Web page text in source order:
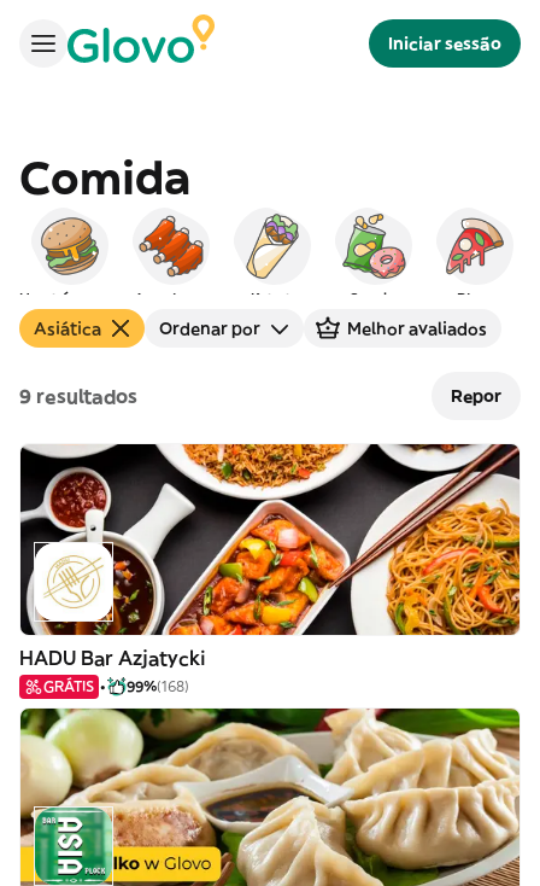
Iniciar sessão
Comida
Americana Kebab Snacks Pizza
Asiática Ordenar por Melhor avaliados
9 resultados Repor
HADU Bar Azjatycki
GRÁTIS 99%(168)